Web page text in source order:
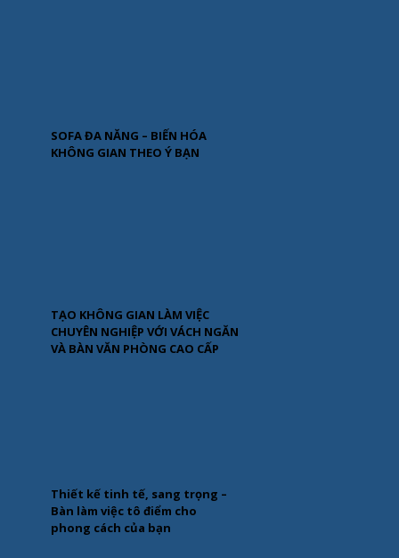
SOFA ĐA NĂNG – BIẾN HÓA
KHÔNG GIAN THEO Ý BẠN
TẠO KHÔNG GIAN LÀM VIỆC
CHUYÊN NGHIỆP VỚI VÁCH NGĂN
VÀ BÀN VĂN PHÒNG CAO CẤP
Thiết kế tinh tế, sang trọng –
Bàn làm việc tô điểm cho
phong cách của bạn